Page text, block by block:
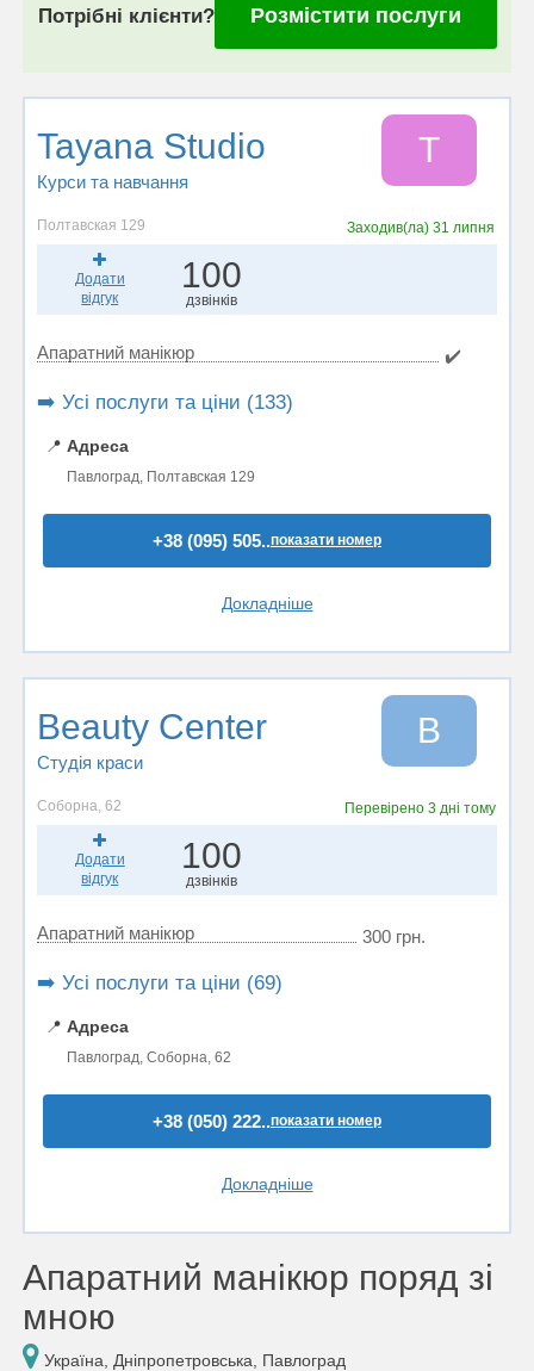
Потрібні клієнти? Розмістити послуги
Tayana Studio
Курси та навчання
T
Полтавская 129 Заходив(ла) 31 липня
Додати
відгук
100
дзвінків
Апаратний манікюр ✔️
➡️ Усі послуги та ціни (133)
📍 Адреса
Павлоград, Полтавская 129
+38 (095) 505..показати номер
Докладніше
Beauty Center
Студія краси
B
Соборна, 62 Перевірено3 дні тому
Додати
відгук
100
дзвінків
Апаратний манікюр 300 грн.
➡️ Усі послуги та ціни (69)
📍 Адреса
Павлоград, Соборна, 62
+38 (050) 222..показати номер
Докладніше
Апаратний манікюр поряд зі
мною
Україна, Дніпропетровська, Павлоград